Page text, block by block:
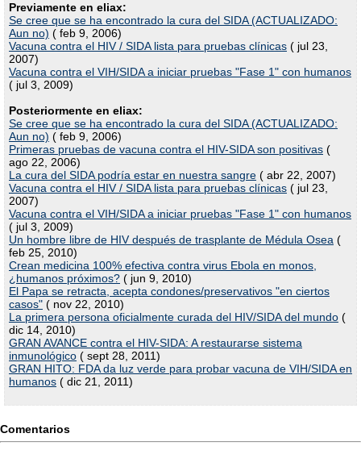
Previamente en eliax:
Se cree que se ha encontrado la cura del SIDA (ACTUALIZADO:
Aun no) ( feb 9, 2006)
Vacuna contra el HIV / SIDA lista para pruebas clínicas ( jul 23,
2007)
Vacuna contra el VIH/SIDA a iniciar pruebas "Fase 1" con humanos
( jul 3, 2009)
Posteriormente en eliax:
Se cree que se ha encontrado la cura del SIDA (ACTUALIZADO:
Aun no) ( feb 9, 2006)
Primeras pruebas de vacuna contra el HIV-SIDA son positivas (
ago 22, 2006)
La cura del SIDA podría estar en nuestra sangre ( abr 22, 2007)
Vacuna contra el HIV / SIDA lista para pruebas clínicas ( jul 23,
2007)
Vacuna contra el VIH/SIDA a iniciar pruebas "Fase 1" con humanos
( jul 3, 2009)
Un hombre libre de HIV después de trasplante de Médula Osea (
feb 25, 2010)
Crean medicina 100% efectiva contra virus Ebola en monos,
¿humanos próximos? ( jun 9, 2010)
El Papa se retracta, acepta condones/preservativos "en ciertos
casos" ( nov 22, 2010)
La primera persona oficialmente curada del HIV/SIDA del mundo (
dic 14, 2010)
GRAN AVANCE contra el HIV-SIDA: A restaurarse sistema
inmunológico ( sept 28, 2011)
GRAN HITO: FDA da luz verde para probar vacuna de VIH/SIDA en
humanos ( dic 21, 2011)
Comentarios